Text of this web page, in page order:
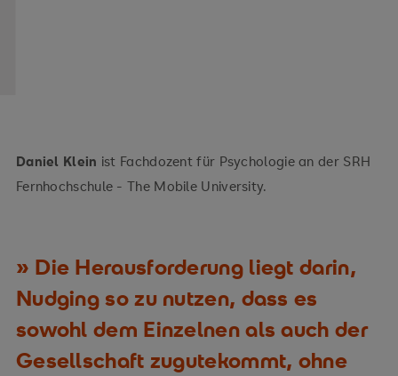
Daniel Klein ist Fachdozent für Psychologie an der SRH
Fernhochschule - The Mobile University.
Die Herausforderung liegt darin,
Nudging so zu nutzen, dass es
sowohl dem Einzelnen als auch der
Gesellschaft zugutekommt, ohne